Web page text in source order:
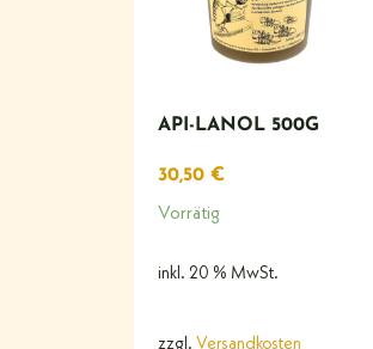
API-LANOL 500G
30,50 €
Vorrätig
inkl. 20 % MwSt.
zzgl. Versandkosten